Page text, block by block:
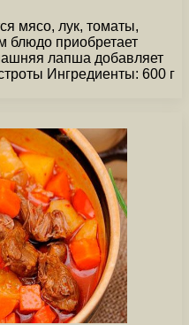
мясо, лук, томаты,
блюдо приобретает
лапша добавляет
Ингредиенты: 600 г